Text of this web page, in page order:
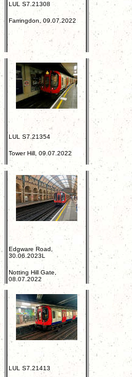
LUL S7.21308
Farringdon, 09.07.2022
LUL S7.21354
Tower Hill, 09.07.2022
Edgware Road,
30.06.2023L
Notting Hill Gate,
08.07.2022
LUL S7.21413